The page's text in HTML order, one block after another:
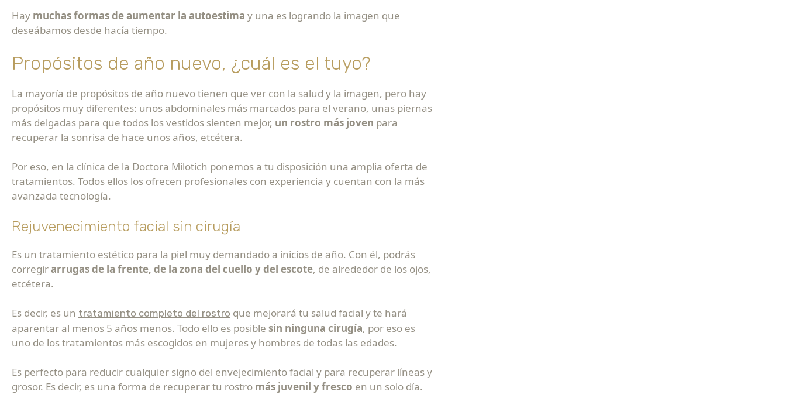
Hay muchas formas de aumentar la autoestima y una es logrando la imagen que
deseábamos desde hacía tiempo.
Propósitos de año nuevo, ¿cuál es el tuyo?
La mayoría de propósitos de año nuevo tienen que ver con la salud y la imagen, pero hay
propósitos muy diferentes: unos abdominales más marcados para el verano, unas piernas
más delgadas para que todos los vestidos sienten mejor, un rostro más joven para
recuperar la sonrisa de hace unos años, etcétera.
Por eso, en la clínica de la Doctora Milotich ponemos a tu disposición una amplia oferta de
tratamientos. Todos ellos los ofrecen profesionales con experiencia y cuentan con la más
avanzada tecnología.
Rejuvenecimiento facial sin cirugía
Es un tratamiento estético para la piel muy demandado a inicios de año. Con él, podrás
corregirarrugas de la frente, de la zona del cuello y del escote, de alrededor de los ojos,
etcétera.
Es decir, es un tratamiento completo del rostro que mejorará tu salud facial y te hará
aparentar al menos 5 años menos. Todo ello es posible sin ninguna cirugía, por eso es
uno de los tratamientos más escogidos en mujeres y hombres de todas las edades.
Es perfecto para reducir cualquier signo del envejecimiento facial y para recuperar líneas y
grosor. Es decir, es una forma de recuperar tu rostro más juvenil y fresco en un solo día.